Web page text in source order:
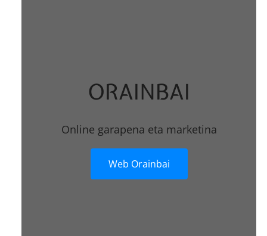
ORAINBAI
Online garapena eta marketina
Web Orainbai